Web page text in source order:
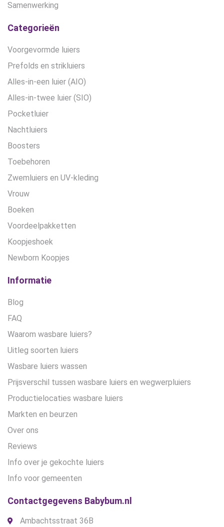
Samenwerking
Categorieën
Voorgevormde luiers
Prefolds en strikluiers
Alles-in-een luier (AIO)
Alles-in-twee luier (SIO)
Pocketluier
Nachtluiers
Boosters
Toebehoren
Zwemluiers en UV-kleding
Vrouw
Boeken
Voordeelpakketten
Koopjeshoek
Newborn Koopjes
Informatie
Blog
FAQ
Waarom wasbare luiers?
Uitleg soorten luiers
Wasbare luiers wassen
Prijsverschil tussen wasbare luiers en wegwerpluiers
Productielocaties wasbare luiers
Markten en beurzen
Over ons
Reviews
Info over je gekochte luiers
Info voor gemeenten
Contactgegevens Babybum.nl
Ambachtsstraat 36B